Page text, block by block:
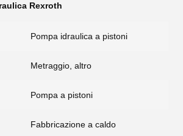
Rexroth
Pompa idraulica a pistoni
Metraggio, altro
Pompa a pistoni
Fabbricazione a caldo